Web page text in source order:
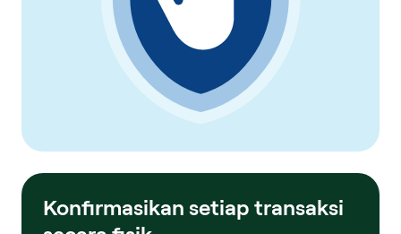
Konfirmasikan setiap transaksi